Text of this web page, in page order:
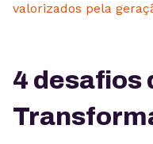
valorizados pela
4 desafios